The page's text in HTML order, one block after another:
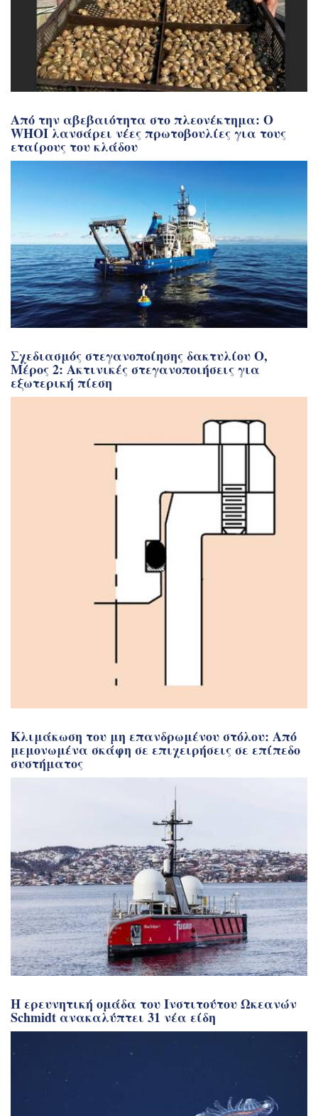
Από την αβεβαιότητα στο πλεονέκτημα: Ο
WHOI λανσάρει νέες πρωτοβουλίες για τους
εταίρους του κλάδου
Σχεδιασμός στεγανοποίησης δακτυλίου Ο,
Μέρος 2: Ακτινικές στεγανοποιήσεις για
εξωτερική πίεση
Κλιμάκωση του μη επανδρωμένου στόλου: Από
μεμονωμένα σκάφη σε επιχειρήσεις σε επίπεδο
συστήματος
Η ερευνητική ομάδα του Ινστιτούτου Ωκεανών
Schmidt ανακαλύπτει 31 νέα είδη